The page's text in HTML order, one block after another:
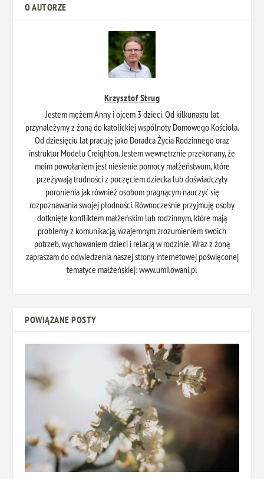
O AUTORZE
Krzysztof Strug
Jestem mężem Anny i ojcem 3 dzieci. Od kilkunastu lat
przynależymy z żoną do katolickiej wspólnoty Domowego Kościoła.
Od dziesięciu lat pracuję jako Doradca Życia Rodzinnego oraz
instruktor Modelu Creighton. Jestem wewnętrznie przekonany, że
moim powołaniem jest niesienie pomocy małżeństwom, które
przeżywają trudności z poczęciem dziecka lub doświadczyły
poronienia jak również osobom pragnącym nauczyć się
rozpoznawania swojej płodności. Równocześnie przyjmuję osoby
dotknięte konfliktem małżeńskim lub rodzinnym, które mają
problemy z komunikacją, wzajemnym zrozumieniem swoich
potrzeb, wychowaniem dzieci i relacją w rodzinie. Wraz z żoną
zapraszam do odwiedzenia naszej strony internetowej poświęconej
tematyce małżeńskiej: www.umilowani.pl
POWIĄZANE POSTY